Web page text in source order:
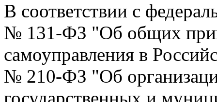
В соответствии с
№ 131-ФЗ "Об общих
самоуправления в
№ 210-ФЗ "Об